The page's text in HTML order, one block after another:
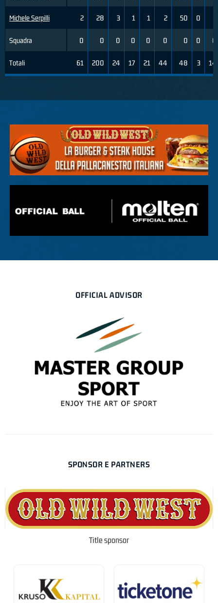
Michele Serpilli
Squadra
Totali
2 28 3 1 1 2 50 0
0 0 0 0 0 0 0 0 0
61 200 24 17 21 44 48 3 14
OFFICIAL ADVISOR
SPONSOR E PARTNERS
Title sponsor